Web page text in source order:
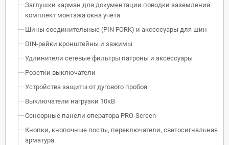
Заглушки карман для документации поводки заземления
комплект монтажа окна учета
Шины соединительные (PIN FORK) и аксессуары для шин
DIN-рейки кронштейны и зажимы
Удлинители сетевые фильтры патроны и аксессуары
Розетки выключатели
Устройства защиты от дугового пробоя
Выключатели нагрузки 10кВ
Сенсорные панели оператора PRO-Screen
Кнопки, кнопочные посты, переключатели, светосигнальная
арматура